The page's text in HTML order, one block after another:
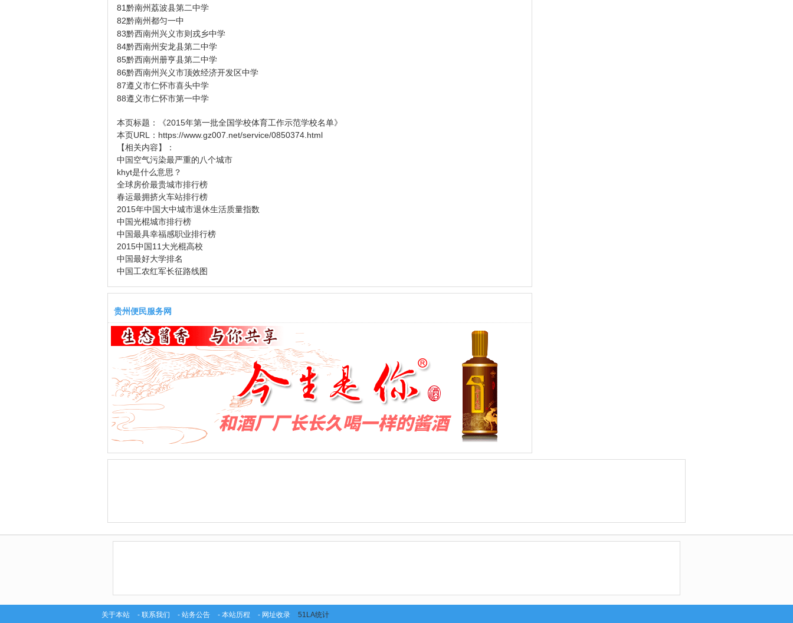
81黔南州荔波县第二中学
82黔南州都匀一中
83黔西南州兴义市则戎乡中学
84黔西南州安龙县第二中学
85黔西南州册亨县第二中学
86黔西南州兴义市顶效经济开发区中学
87遵义市仁怀市喜头中学
88遵义市仁怀市第一中学
本页标题：
《2015年第一批全国学校体育工作示范学校名单》
本页URL： https://www.gz007.net/service/0850374.html
【相关内容】：
中国空气污染最严重的八个城市
khyt是什么意思？
全球房价最贵城市排行榜
春运最拥挤火车站排行榜
2015年中国大中城市退休生活质量指数
中国光棍城市排行榜
中国最具幸福感职业排行榜
2015中国11大光棍高校
中国最好大学排名
中国工农红军长征路线图
贵州便民服务网
关于本站 - 联系我们 - 站务公告 - 本站历程 - 网址收录 51LA统计